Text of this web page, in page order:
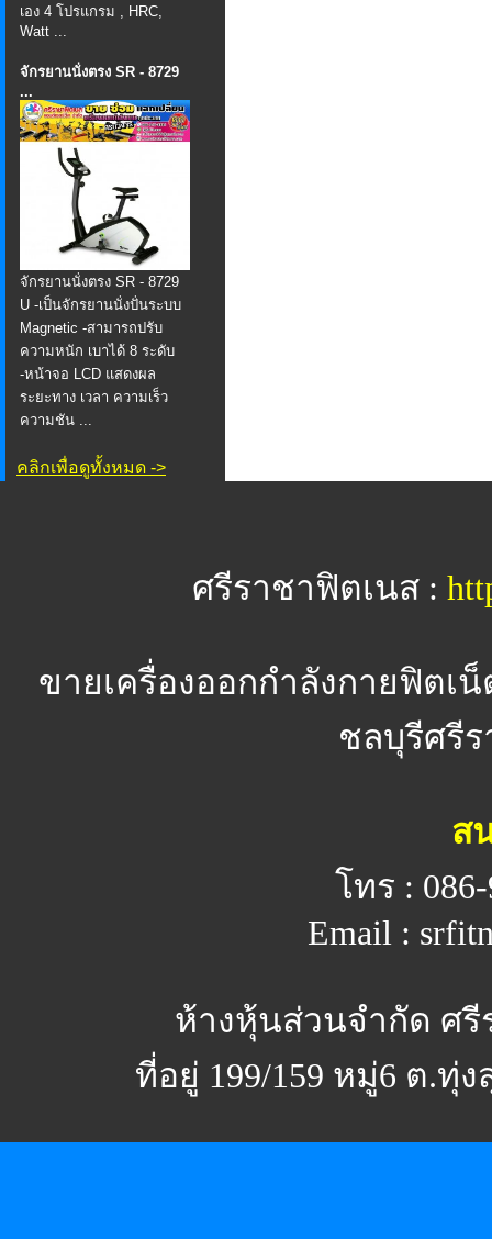
เอง 4 โปรแกรม , HRC,
Watt ...
จักรยานนั่งตรง SR - 8729
...
จักรยานนั่งตรง SR - 8729
U -เป็นจักรยานนั่งปั่นระบบ
Magnetic -สามารถปรับ
ความหนัก เบาได้ 8 ระดับ
-หน้าจอ LCD แสดงผล
ระยะทาง เวลา ความเร็ว
ความชัน ...
คลิกเพื่อดูทั้งหมด ->
ศรีราชาฟิตเนส :
ขายเครื่องออกกำลังกายฟิตเ
ชลบุรีศรี
ส
โทร :
Email :
ห้างหุ้นส่วนจำกัด ศรี
ที่อยู่ 199/159 หมู่6 ต.ทุ่